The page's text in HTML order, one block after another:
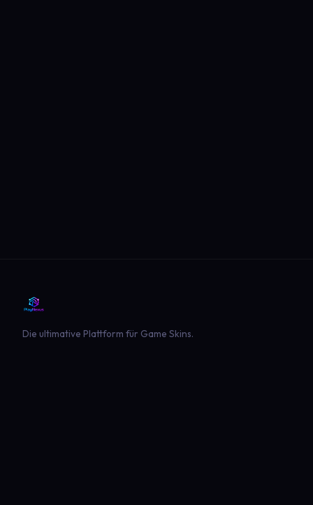
Die ultimative Plattform für Game Skins.